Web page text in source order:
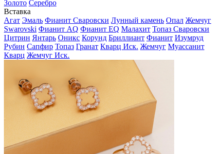
Золото Серебро
Вставка
Агат Эмаль Фианит Сваровски Лунный камень Опал Жемчуг
Swarovski Фианит AQ Фианит EQ Малахит Топаз Сваровски
Цитрин Янтарь Оникс Корунд Бриллиант Фианит Изумруд
Рубин Сапфир Топаз Гранат Кварц Иск. Жемчуг Муассанит
Кварц Жемчуг Иск.